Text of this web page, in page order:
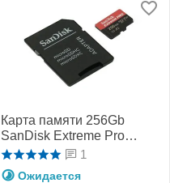
Карта памяти 256Gb
SanDisk Extreme Pro
microSDXC Class 10
UHS-I U3 V30 A2
1
Ожидается